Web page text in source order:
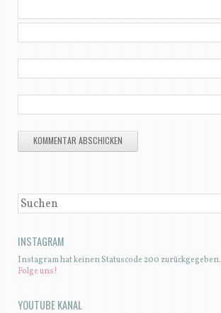
SUCHEN
INSTAGRAM
Instagram hat keinen Statuscode 200 zurückgegeben.
Folge uns!
YOUTUBE KANAL